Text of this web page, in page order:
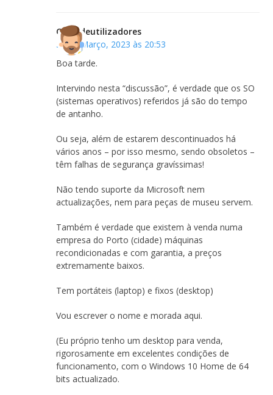
Clubedeutilizadores
30 de Março, 2023 às 20:53
Boa tarde.
Intervindo nesta “discussão”, é verdade que os SO
(sistemas operativos) referidos já são do tempo
de antanho.
Ou seja, além de estarem descontinuados há
vários anos – por isso mesmo, sendo obsoletos –
têm falhas de segurança gravíssimas!
Não tendo suporte da Microsoft nem
actualizações, nem para peças de museu servem.
Também é verdade que existem à venda numa
empresa do Porto (cidade) máquinas
recondicionadas e com garantia, a preços
extremamente baixos.
Tem portáteis (laptop) e fixos (desktop)
Vou escrever o nome e morada aqui.
(Eu próprio tenho um desktop para venda,
rigorosamente em excelentes condições de
funcionamento, com o Windows 10 Home de 64
bits actualizado.